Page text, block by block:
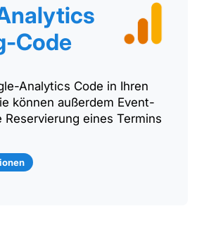
Code
Analytics Code in Ihren
können außerdem Event-
Reservierung eines Termins